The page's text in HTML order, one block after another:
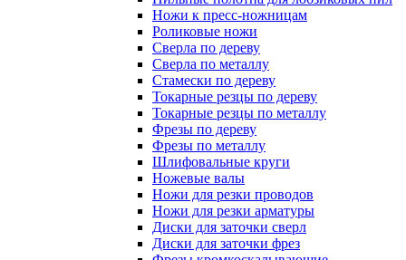
Ножи к пресс-ножницам
Роликовые ножи
Сверла по дереву
Сверла по металлу
Стамески по дереву
Токарные резцы по дереву
Токарные резцы по металлу
Фрезы по дереву
Фрезы по металлу
Шлифовальные круги
Ножевые валы
Ножи для резки проводов
Ножи для резки арматуры
Диски для заточки сверл
Диски для заточки фрез